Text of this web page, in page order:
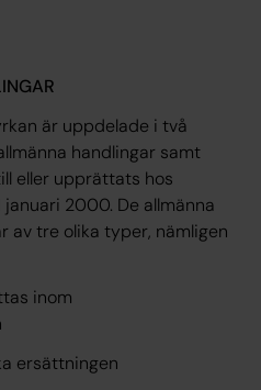
är uppdelade i två
handlingar samt
eller upprättats hos
2000. De allmänna
av tre olika typer, nämligen
inom
ersättningen